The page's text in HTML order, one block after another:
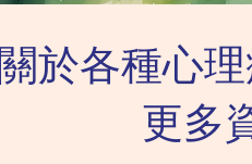
關於各種心
更多